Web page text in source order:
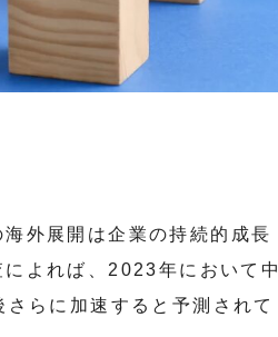
外展開は企業の持続的成長
よれば、2023年において中
らに加速すると予測されて